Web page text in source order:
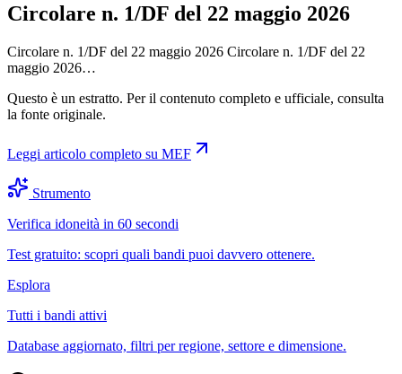
Circolare n. 1/DF del 22 maggio 2026
Circolare n. 1/DF del 22 maggio 2026 Circolare n. 1/DF del 22
maggio 2026…
Questo è un estratto. Per il contenuto completo e ufficiale, consulta
la fonte originale.
Leggi articolo completo su MEF
Strumento
Verifica idoneità in 60 secondi
Test gratuito: scopri quali bandi puoi davvero ottenere.
Esplora
Tutti i bandi attivi
Database aggiornato, filtri per regione, settore e dimensione.